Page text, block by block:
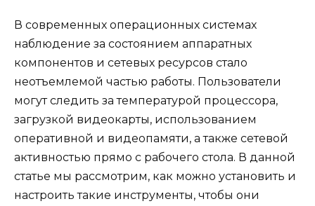
В современных операционных системах
наблюдение за состоянием аппаратных
компонентов и сетевых ресурсов стало
неотъемлемой частью работы. Пользователи
могут следить за температурой процессора,
загрузкой видеокарты, использованием
оперативной и видеопамяти, а также сетевой
активностью прямо с рабочего стола. В данной
статье мы рассмотрим, как можно установить и
настроить такие инструменты, чтобы они